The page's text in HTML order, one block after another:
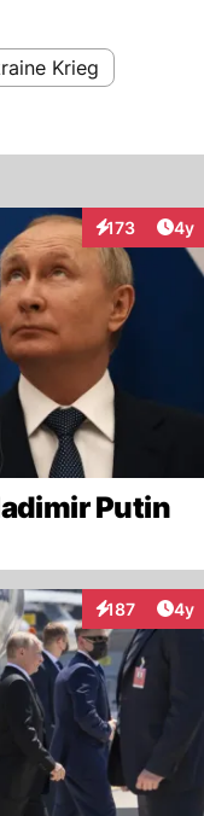
Krieg
173
Interaktionen
4y
Putin
187
Interaktionen
4y